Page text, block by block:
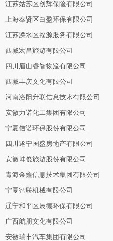
江苏姑苏区创辉保险有限公司
上海奉贤区白盈环保有限公司
江苏溧水区福源服务有限公司
西藏宏昌旅游有限公司
四川眉山睿智物流有限公司
西藏丰庆文化有限公司
河南洛阳升联信息技术有限公司
安徽力诺化工集团有限公司
宁夏信诺环保股份有限公司
四川遂宁国盛房地产有限公司
安徽坤俊旅游股份有限公司
青海金鑫信息技术集团有限公司
宁夏智联机械有限公司
辽宁和平区辰德环保有限公司
广西航朋文化有限公司
安徽瑞丰汽车集团有限公司